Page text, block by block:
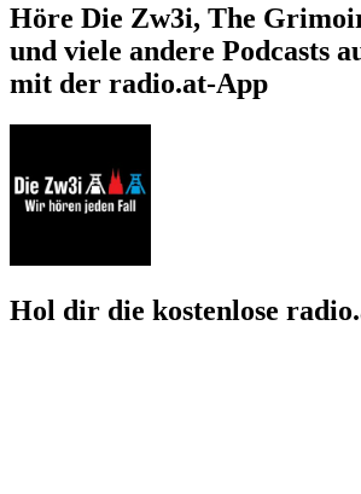
Höre Die Zw3i, The
und viele andere Podcasts
mit der radio.at-App
Hol dir die kostenlose